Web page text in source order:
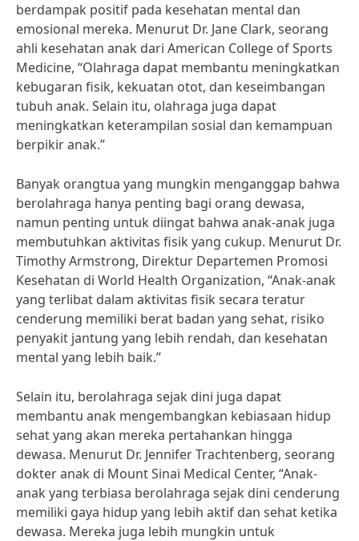
berdampak positif pada kesehatan mental dan
emosional mereka. Menurut Dr. Jane Clark, seorang
ahli kesehatan anak dari American College of Sports
Medicine, “Olahraga dapat membantu meningkatkan
kebugaran fisik, kekuatan otot, dan keseimbangan
tubuh anak. Selain itu, olahraga juga dapat
meningkatkan keterampilan sosial dan kemampuan
berpikir anak.”
Banyak orangtua yang mungkin menganggap bahwa
berolahraga hanya penting bagi orang dewasa,
namun penting untuk diingat bahwa anak-anak juga
membutuhkan aktivitas fisik yang cukup. Menurut Dr.
Timothy Armstrong, Direktur Departemen Promosi
Kesehatan di World Health Organization, “Anak-anak
yang terlibat dalam aktivitas fisik secara teratur
cenderung memiliki berat badan yang sehat, risiko
penyakit jantung yang lebih rendah, dan kesehatan
mental yang lebih baik.”
Selain itu, berolahraga sejak dini juga dapat
membantu anak mengembangkan kebiasaan hidup
sehat yang akan mereka pertahankan hingga
dewasa. Menurut Dr. Jennifer Trachtenberg, seorang
dokter anak di Mount Sinai Medical Center, “Anak-
anak yang terbiasa berolahraga sejak dini cenderung
memiliki gaya hidup yang lebih aktif dan sehat ketika
dewasa. Mereka juga lebih mungkin untuk